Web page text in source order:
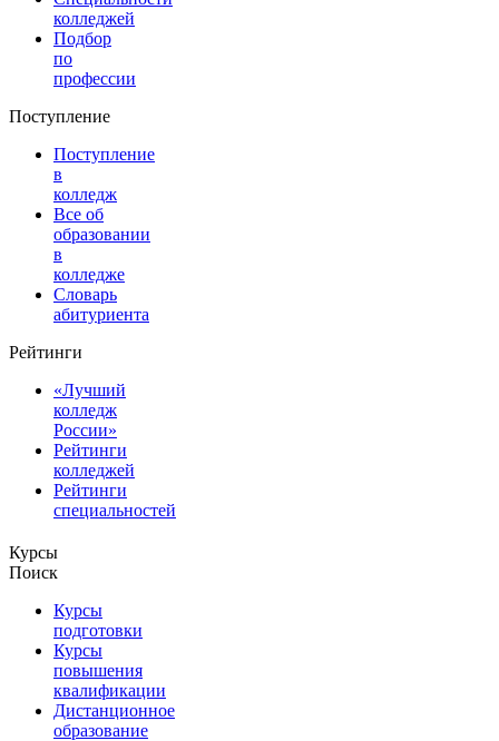
колледжей
Подбор
по
профессии
Поступление
Поступление
в
колледж
Все об
образовании
в
колледже
Словарь
абитуриента
Рейтинги
«Лучший
колледж
России»
Рейтинги
колледжей
Рейтинги
специальностей
Курсы
Поиск
Курсы
подготовки
Курсы
повышения
квалификации
Дистанционное
образование